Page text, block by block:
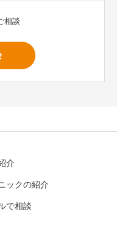
相談
介
ックの紹介
で相談